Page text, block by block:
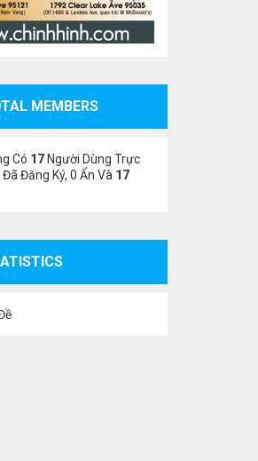
MEMBERS
Có 17Người Dùng Trực
Đã Đăng Ký, 0 Ẩn Và 17